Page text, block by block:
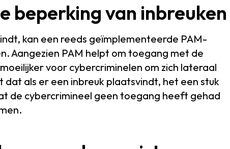
beperking van inbreuken
kan een reeds geïmplementeerde PAM-
Aangezien PAM helpt om toegang met de
voor cybercriminelen om zich lateraal
als er een inbreuk plaatsvindt, het een stuk
de cybercrimineel geen toegang heeft gehad